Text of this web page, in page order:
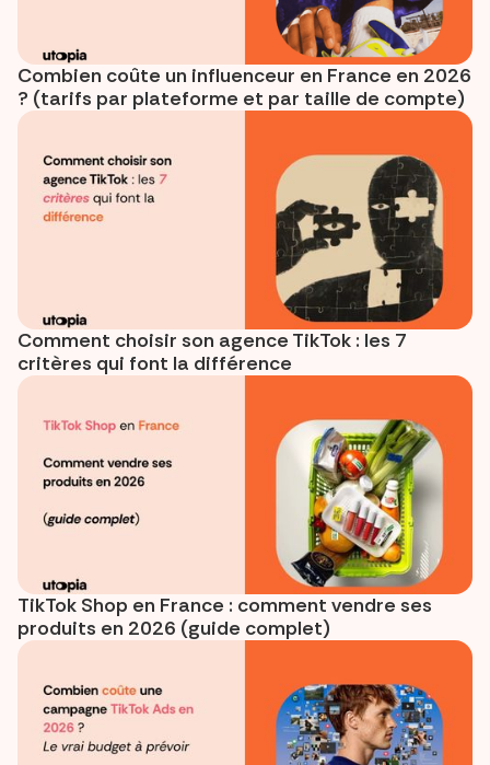
Combien coûte un influenceur en France en 2026
? (tarifs par plateforme et par taille de compte)
Comment choisir son agence TikTok : les 7
critères qui font la différence
TikTok Shop en France : comment vendre ses
produits en 2026 (guide complet)